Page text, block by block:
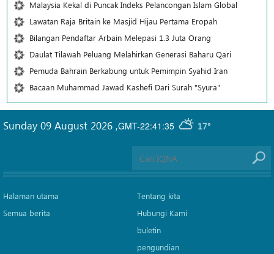
Malaysia Kekal di Puncak Indeks Pelancongan Islam Global
Lawatan Raja Britain ke Masjid Hijau Pertama Eropah
Bilangan Pendaftar Arbain Melepasi 1.3 Juta Orang
Daulat Tilawah Peluang Melahirkan Generasi Baharu Qari
Pemuda Bahrain Berkabung untuk Pemimpin Syahid Iran
Bacaan Muhammad Jawad Kashefi Dari Surah "Syura"
GMT-22:41:35 17°
Sunday 09 August 2026 ,
Halaman utama
Semua berita
Tentang kita
Hubungi Kami
buletin
pengundian